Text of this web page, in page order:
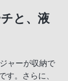
と、液
ャーが収納で
す。さらに、